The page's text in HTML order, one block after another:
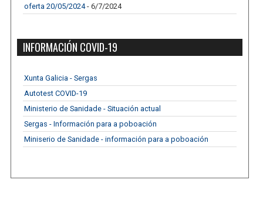
oferta 20/05/2024- 6/7/2024
INFORMACIÓN COVID-19
Xunta Galicia - Sergas
Autotest COVID-19
Ministerio de Sanidade - Situación actual
Sergas - Información para a poboación
Miniserio de Sanidade - información para a poboación